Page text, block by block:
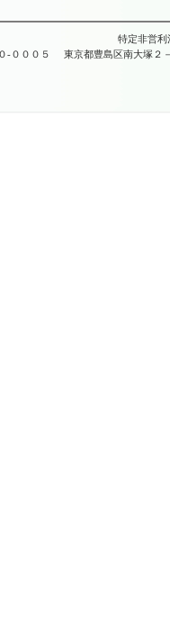
特定非営利
-０００５
東京都豊島区南大塚２